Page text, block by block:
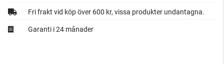
Fri frakt vid köp över 600 kr, vissa produkter undantagna.
Garanti i 24 månader